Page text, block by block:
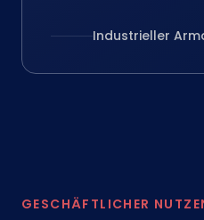
Industrieller
GESCHÄFTLICHER